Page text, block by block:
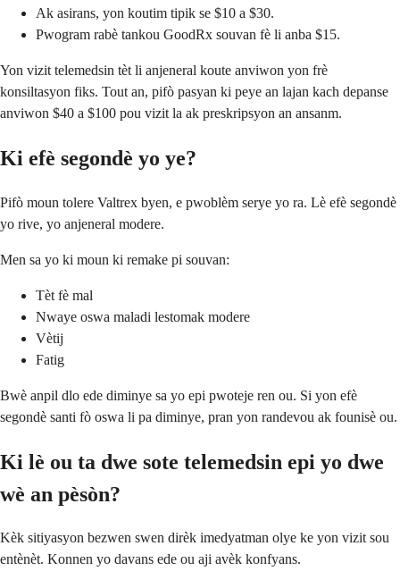
Ak asirans, yon koutim tipik se $10 a $30.
Pwogram rabè tankou GoodRx souvan fè li anba $15.
Yon vizit telemedsin tèt li anjeneral koute anviwon yon frè
konsiltasyon fiks. Tout an, pifò pasyan ki peye an lajan kach depanse
anviwon $40 a $100 pou vizit la ak preskripsyon an ansanm.
Ki efè segondè yo ye?
Pifò moun tolere Valtrex byen, e pwoblèm serye yo ra. Lè efè segondè
yo rive, yo anjeneral modere.
Men sa yo ki moun ki remake pi souvan:
Tèt fè mal
Nwaye oswa maladi lestomak modere
Vètij
Fatig
Bwè anpil dlo ede diminye sa yo epi pwoteje ren ou. Si yon efè
segondè santi fò oswa li pa diminye, pran yon randevou ak founisè ou.
Ki lè ou ta dwe sote telemedsin epi yo dwe
wè an pèsòn?
Kèk sitiyasyon bezwen swen dirèk imedyatman olye ke yon vizit sou
entènèt. Konnen yo davans ede ou aji avèk konfyans.